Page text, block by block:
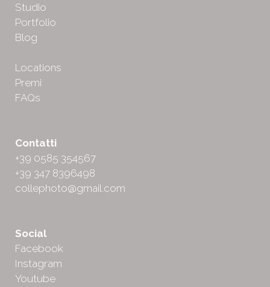
Studio
Portfolio
Blog
Locations
Premi
FAQs
Contatti
+39 0585 354567
+39 347 8396498
collephoto@gmail.com
Social
Facebook
Instagram
Youtube